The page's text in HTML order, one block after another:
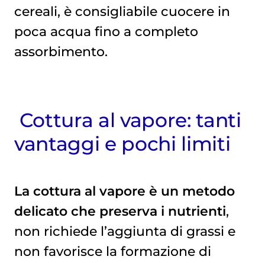
cereali, è consigliabile cuocere in
poca acqua fino a completo
assorbimento.
Cottura al vapore: tanti
vantaggi e pochi limiti
La cottura al vapore è un metodo
delicato che preserva i nutrienti,
non richiede l’aggiunta di grassi e
non favorisce la formazione di